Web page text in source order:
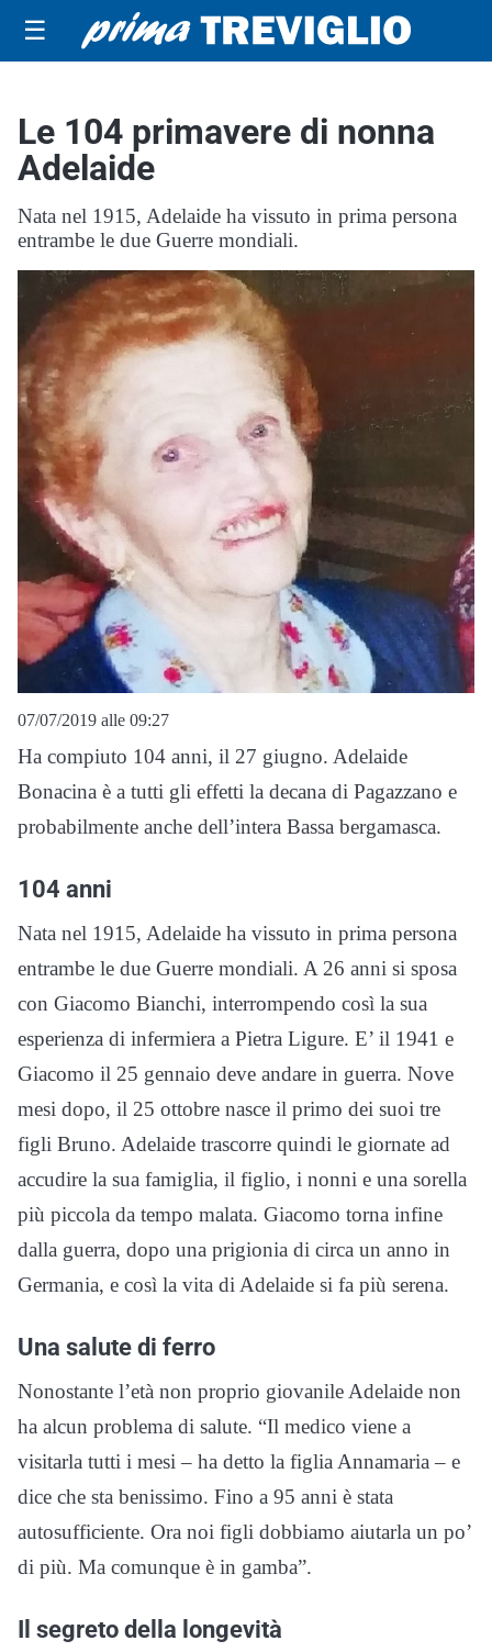
☰
Le 104 primavere di nonna
Adelaide
Nata nel 1915, Adelaide ha vissuto in prima persona
entrambe le due Guerre mondiali.
07/07/2019 alle 09:27
Ha compiuto 104 anni, il 27 giugno. Adelaide
Bonacina è a tutti gli effetti la decana di Pagazzano e
probabilmente anche dell’intera Bassa bergamasca.
104 anni
Nata nel 1915, Adelaide ha vissuto in prima persona
entrambe le due Guerre mondiali. A 26 anni si sposa
con Giacomo Bianchi, interrompendo così la sua
esperienza di infermiera a Pietra Ligure. E’ il 1941 e
Giacomo il 25 gennaio deve andare in guerra. Nove
mesi dopo, il 25 ottobre nasce il primo dei suoi tre
figli Bruno. Adelaide trascorre quindi le giornate ad
accudire la sua famiglia, il figlio, i nonni e una sorella
più piccola da tempo malata. Giacomo torna infine
dalla guerra, dopo una prigionia di circa un anno in
Germania, e così la vita di Adelaide si fa più serena.
Una salute di ferro
Nonostante l’età non proprio giovanile Adelaide non
ha alcun problema di salute. “Il medico viene a
visitarla tutti i mesi – ha detto la figlia Annamaria – e
dice che sta benissimo. Fino a 95 anni è stata
autosufficiente. Ora noi figli dobbiamo aiutarla un po’
di più. Ma comunque è in gamba”.
Il segreto della longevità